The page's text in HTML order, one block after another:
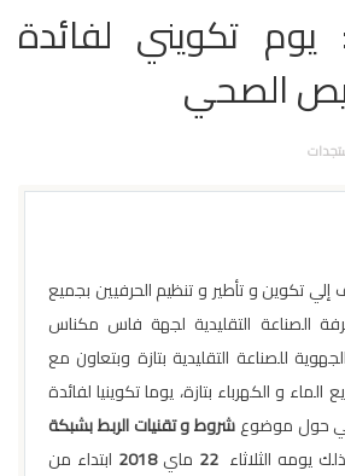
يوم تكويني لفائدة
الصحي
إلي تكوين و تأطير و تنظيم الحرفيين بجميع
الصناعة التقليدية لجهة فاس مكناس
للصناعة التقليدية بتازة وبتعاون مع
الماء و الكهرباء بتازة، يوما تكوينيا لفائدة
حول موضوعشروط و تقنيات الربط بشبكة
يومه الثلاثاء22 ماي2018 ابتداء من